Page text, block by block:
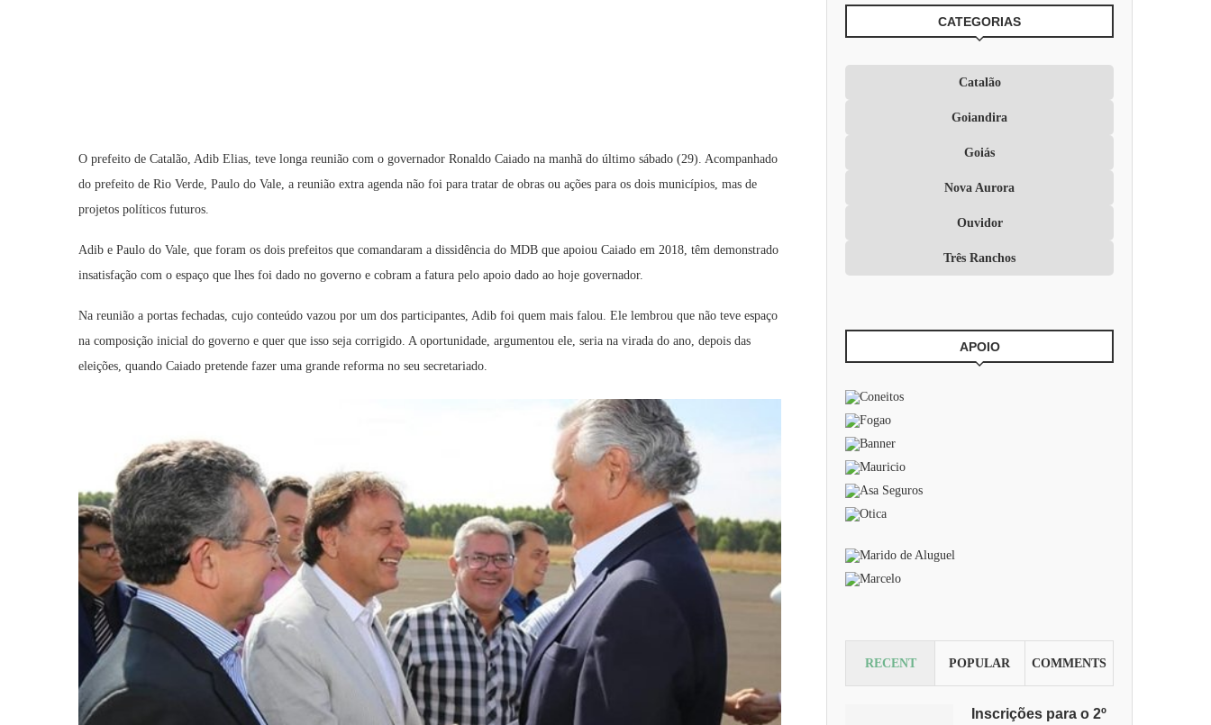
O prefeito de Catalão, Adib Elias, teve longa reunião com o governador Ronaldo Caiado na manhã do último sábado (29). Acompanhado
do prefeito de Rio Verde, Paulo do Vale, a reunião extra agenda não foi para tratar de obras ou ações para os dois municípios, mas de
projetos políticos futuros.
Adib e Paulo do Vale, que foram os dois prefeitos que comandaram a dissidência do MDB que apoiou Caiado em 2018, têm demonstrado
insatisfação com o espaço que lhes foi dado no governo e cobram a fatura pelo apoio dado ao hoje governador.
Na reunião a portas fechadas, cujo conteúdo vazou por um dos participantes, Adib foi quem mais falou. Ele lembrou que não teve espaço
na composição inicial do governo e quer que isso seja corrigido. A oportunidade, argumentou ele, seria na virada do ano, depois das
eleições, quando Caiado pretende fazer uma grande reforma no seu secretariado.
CATEGORIAS
Catalão
Goiandira
Goiás
Nova Aurora
Ouvidor
Três Ranchos
APOIO
RECENT POPULAR COMMENTS
Inscrições para o 2º